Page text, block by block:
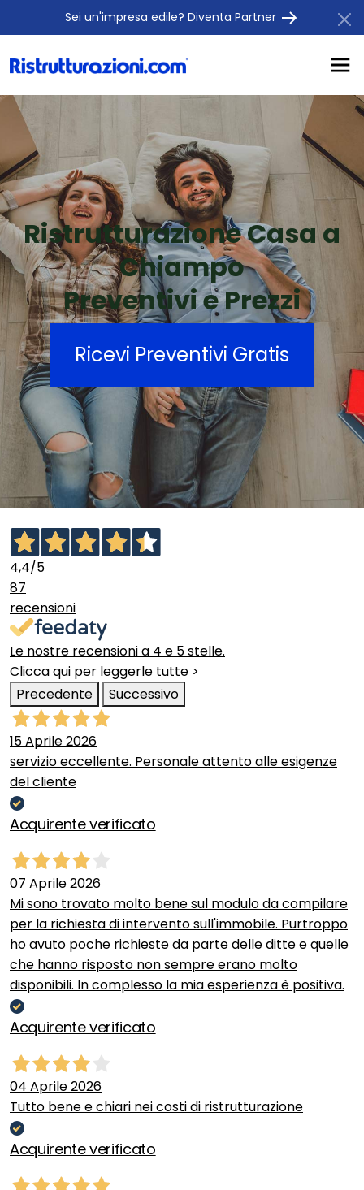
Sei un'impresa edile? Diventa Partner
Ristrutturazione Casa a
Chiampo
Preventivi e Prezzi
Ricevi Preventivi Gratis
4,4/5
87
recensioni
Le nostre recensioni a 4 e 5 stelle.
Clicca qui per leggerle tutte >
Precedente
Successivo
15 Aprile 2026
servizio eccellente. Personale attento alle esigenze
del cliente
Acquirente verificato
07 Aprile 2026
Mi sono trovato molto bene sul modulo da compilare
per la richiesta di intervento sull'immobile. Purtroppo
ho avuto poche richieste da parte delle ditte e quelle
che hanno risposto non sempre erano molto
disponibili. In complesso la mia esperienza è positiva.
Acquirente verificato
04 Aprile 2026
Tutto bene e chiari nei costi di ristrutturazione
Acquirente verificato